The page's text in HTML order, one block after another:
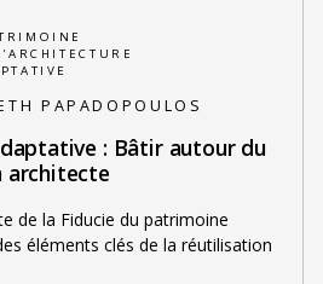
PAPADOPOULOS
: Bâtir autour du
architecte
de la Fiducie du patrimoine
éléments clés de la réutilisation